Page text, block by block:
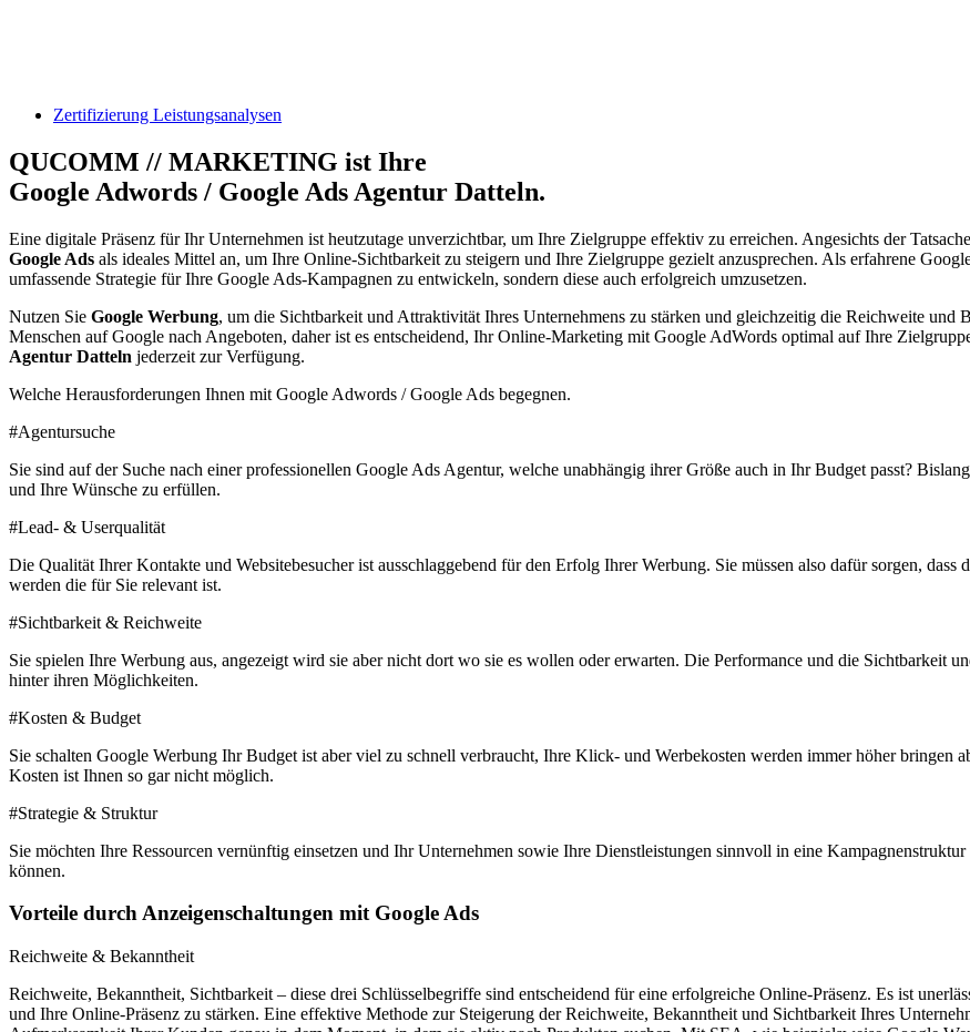
Zertifizierung Leistungsanalysen
QUCOMM // MARKETING ist Ihre
Google Adwords / Google Ads Agentur Datteln.
Eine digitale Präsenz für Ihr Unternehmen ist heutzutage unverzichtbar, um Ihre Zielgruppe effektiv zu erreichen. Angesichts der
Google Ads als ideales Mittel an, um Ihre Online-Sichtbarkeit zu steigern und Ihre Zielgruppe gezielt anzusprechen. Als erfahrene
umfassende Strategie für Ihre Google Ads-Kampagnen zu entwickeln, sondern diese auch erfolgreich umzusetzen.
Nutzen Sie Google Werbung, um die Sichtbarkeit und Attraktivität Ihres Unternehmens zu stärken und gleichzeitig die Reichweite und
Menschen auf Google nach Angeboten, daher ist es entscheidend, Ihr Online-Marketing mit Google AdWords optimal auf Ihre
Agentur Datteln jederzeit zur Verfügung.
Welche Heraus­forderungen Ihnen mit Google Adwords / Google Ads begegnen.
#Agentursuche
Sie sind auf der Suche nach einer professionellen Google Ads Agentur, welche unabhängig ihrer Größe auch in Ihr Budget passt?
und Ihre Wünsche zu erfüllen.
#Lead- & Userqualität
Die Qualität Ihrer Kontakte und Websitebesucher ist ausschlaggebend für den Erfolg Ihrer Werbung. Sie müssen also dafür sorgen,
werden die für Sie relevant ist.
#Sichtbarkeit & Reichweite
Sie spielen Ihre Werbung aus, angezeigt wird sie aber nicht dort wo sie es wollen oder erwarten. Die Performance und die Sichtbarkeit
hinter ihren Möglichkeiten.
#Kosten & Budget
Sie schalten Google Werbung Ihr Budget ist aber viel zu schnell verbraucht, Ihre Klick- und Werbekosten werden immer höher
Kosten ist Ihnen so gar nicht möglich.
#Strategie & Struktur
Sie möchten Ihre Ressourcen vernünftig einsetzen und Ihr Unternehmen sowie Ihre Dienstleistungen sinnvoll in eine
können.
Vorteile durch Anzeigenschaltungen mit Google Ads
Reichweite & Bekanntheit
Reichweite, Bekanntheit, Sichtbarkeit – diese drei Schlüsselbegriffe sind entscheidend für eine erfolgreiche Online-Präsenz. Es ist
und Ihre Online-Präsenz zu stärken. Eine effektive Methode zur Steigerung der Reichweite, Bekanntheit und Sichtbarkeit Ihres